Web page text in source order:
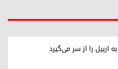
اربیل را از سر می‌گیرد